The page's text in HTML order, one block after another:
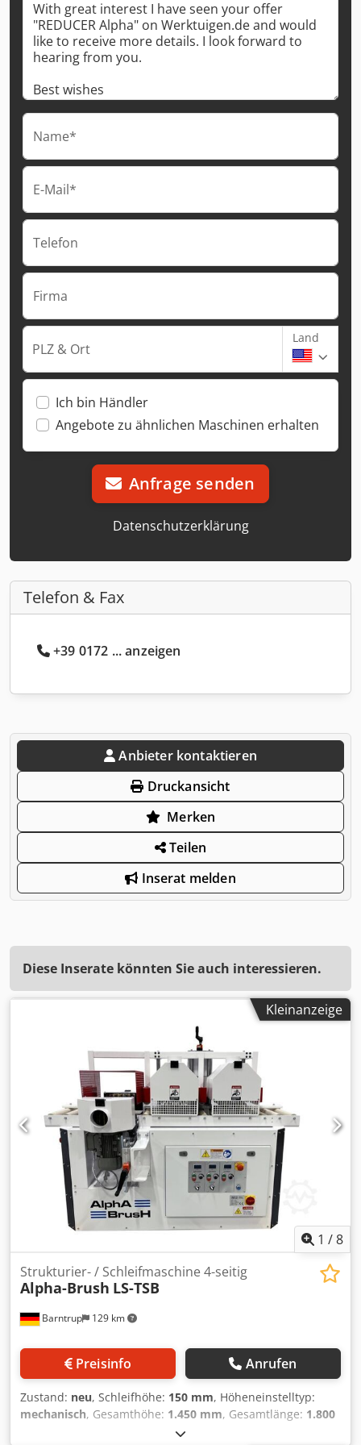
Name*
E-Mail*
Telefon
Firma
PLZ & Ort
Land
Ich bin Händler
Angebote zu ähnlichen Maschinen erhalten
Anfrage senden
Datenschutzerklärung
Telefon & Fax
+39 0172 ... anzeigen
Anbieter kontaktieren
Druckansicht
Merken
Teilen
Inserat melden
Diese Inserate könnten Sie auch interessieren.
Kleinanzeige
1 /8
Barntrup 129 km
Strukturier- / Schleifmaschine 4-seitig
Alpha-Brush LS-TSB
Preisinfo Anrufen
Zustand: neu, Schleifhöhe: 150 mm, Höheneinstelltyp:
mechanisch, Gesamthöhe: 1.450 mm, Gesamtlänge: 1.800
1.400 mm, Gesamtgewicht: